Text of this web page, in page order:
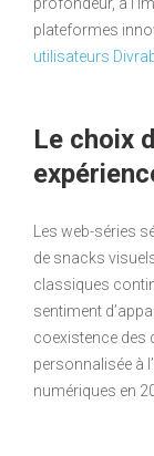
plateformes
utilisateurs
Le choix
Les web-séries
de snacks
classiques
sentiment
coexistence des
personnalisée à
numériques en